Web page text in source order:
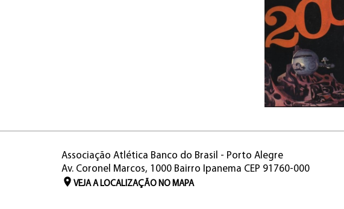
Associação Atlética Banco do Brasil - Porto Alegre
Av. Coronel Marcos, 1000 Bairro Ipanema CEP 91760-000
VEJA A LOCALIZAÇÃO NO MAPA